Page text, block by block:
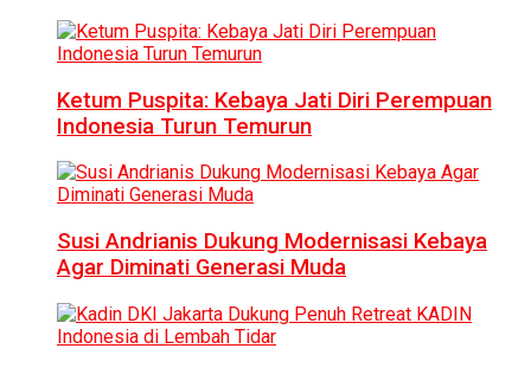
Ketum Puspita: Kebaya Jati Diri Perempuan
Indonesia Turun Temurun
Susi Andrianis Dukung Modernisasi Kebaya
Agar Diminati Generasi Muda